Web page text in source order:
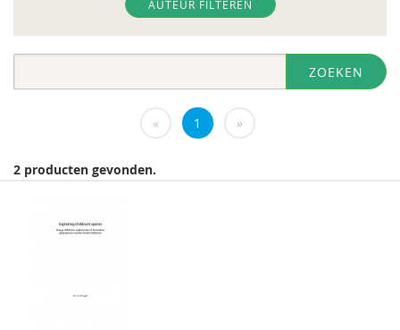
diversen
Evelyne Offerman
Inspectie van het Onderwijs
J.Zevalkink
KBA Nijmegen
AUTEUR FILTEREN
ZOEKEN
« 1 »
2 producten gevonden.